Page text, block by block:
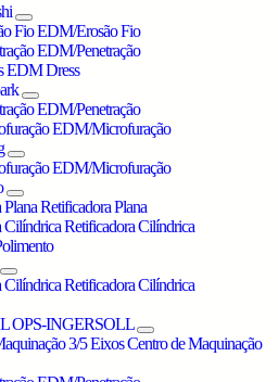
FioEDM/Erosão Fio
EDM/Penetração
EDM Dress
EDM/Penetração
EDM/Microfuração
EDM/Microfuração
PlanaRetificadora Plana
CilíndricaRetificadora Cilíndrica
CilíndricaRetificadora Cilíndrica
OPS-INGERSOLL
3/5 EixosCentro de Maquinação